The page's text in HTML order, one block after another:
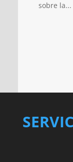
sobre la...